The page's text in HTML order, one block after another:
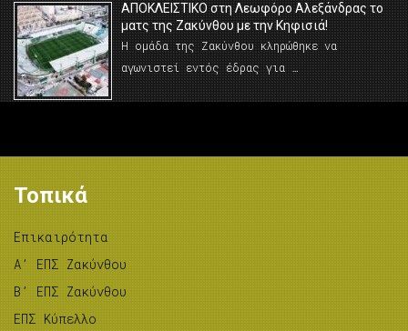
AΠΟΚΛΕΙΣΤΙΚΟ στη Λεωφόρο Αλεξάνδρας το
ματς της Ζακύνθου με την Κηφισιά!
Η ομάδα της Ζακύνθου κληρώθηκε να
αγωνιστεί εντός έδρας για …
Τοπικά
Επικαιρότητα
A’ ΕΠΣ Ζακύνθου
B’ ΕΠΣ Ζακύνθου
ΕΠΣ Κύπελλο